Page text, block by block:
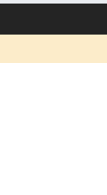
Labklājības
un būtiski